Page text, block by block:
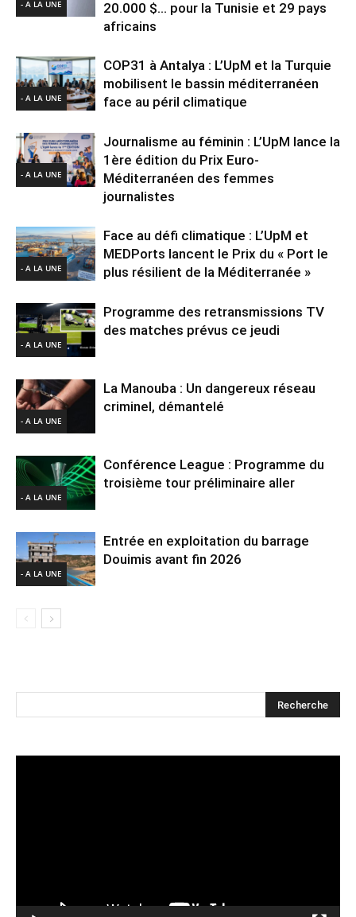
- A LA UNE
20.000 $… pour la Tunisie et 29 pays
africains
- A LA UNE
COP31 à Antalya : L’UpM et la Turquie
mobilisent le bassin méditerranéen
face au péril climatique
- A LA UNE
Journalisme au féminin : L’UpM lance la
1ère édition du Prix Euro-
Méditerranéen des femmes
journalistes
- A LA UNE
Face au défi climatique : L’UpM et
MEDPorts lancent le Prix du « Port le
plus résilient de la Méditerranée »
- A LA UNE
Programme des retransmissions TV
des matches prévus ce jeudi
- A LA UNE
La Manouba : Un dangereux réseau
criminel, démantelé
- A LA UNE
Conférence League : Programme du
troisième tour préliminaire aller
- A LA UNE
Entrée en exploitation du barrage
Douimis avant fin 2026